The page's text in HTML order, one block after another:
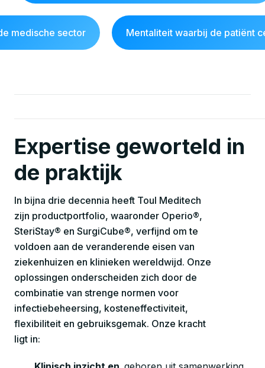
medische sector Mentaliteit waarbij de patiënt
Expertise geworteld in
de praktijk
In bijna drie decennia heeft Toul Meditech
zijn productportfolio, waaronder Operio®,
SteriStay® en SurgiCube®, verfijnd om te
voldoen aan de veranderende eisen van
ziekenhuizen en klinieken wereldwijd. Onze
oplossingen onderscheiden zich door de
combinatie van strenge normen voor
infectiebeheersing, kosteneffectiviteit,
flexibiliteit en gebruiksgemak. Onze kracht
ligt in: